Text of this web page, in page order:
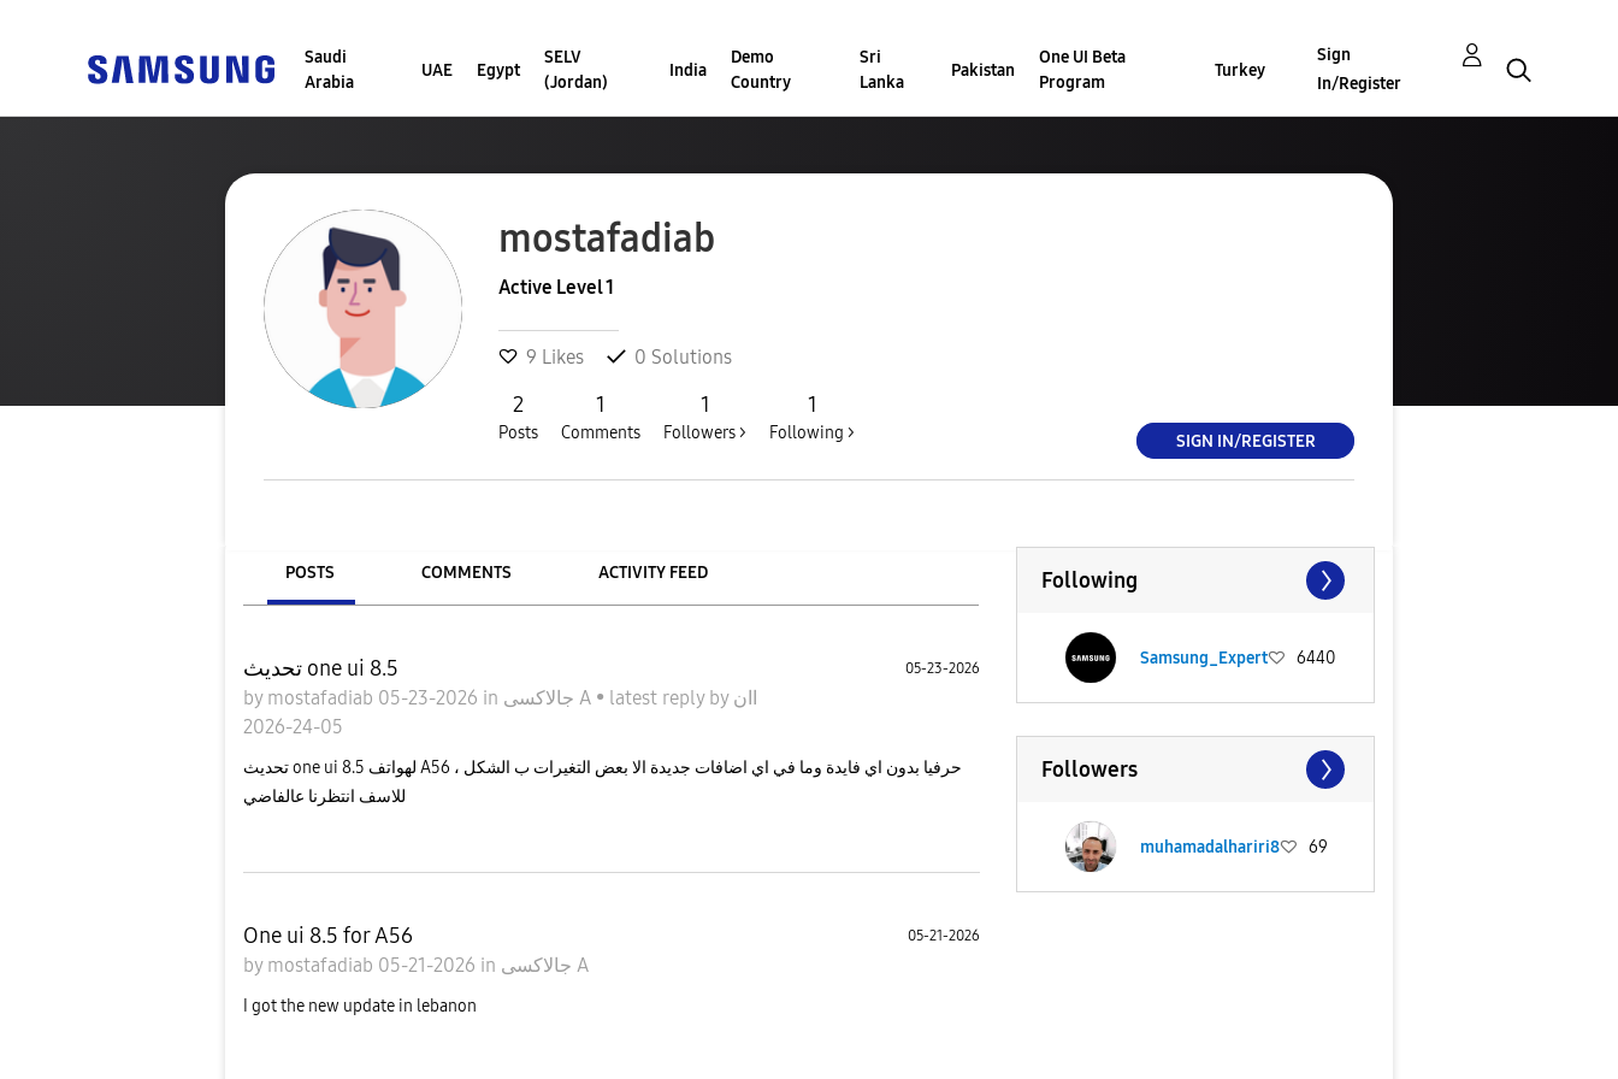
Saudi
Arabia
UAE Egypt
SELV
(Jordan)
India
Demo
Country
Sri
Lanka
Pakistan
One UI Beta
Program
Turkey
Sign
In/Register
mostafadiab
Active Level 1
9 Likes 0 Solutions
2
Posts
1
Comments
1
Followers >
1
Following > SIGN IN/REGISTER
POSTS COMMENTS ACTIVITY FEED
تحديث one ui 8.5
by mostafadiab 05-23-2026 in جالاكسى A • latest reply by اان
05-24-2026
05-23-2026
تحديث one ui 8.5 لهواتف A56 حرفيا بدون اي فايدة وما في اي اضافات جديدة الا بعض التغيرات ب الشكل ،
للاسف انتظرنا عالفاضي
One ui 8.5 for A56
by mostafadiab 05-21-2026 in جالاكسى A
05-21-2026
I got the new update in lebanon
Following
Samsung_Expert 6440
Followers
muhamadalhariri8 69